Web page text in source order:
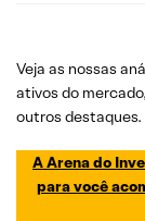
Veja as nossas
ativos do
outros destaques.
A Arena do
para você